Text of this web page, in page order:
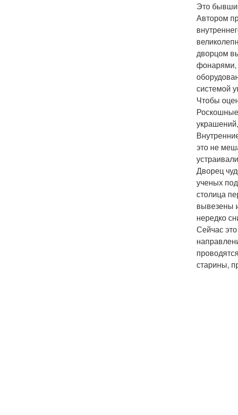
Это
Автором
дворцом
фонарями,
системой
Чтобы
это не
Дворец
ученых
столица
вывезены
нередко
Сейчас
старины,